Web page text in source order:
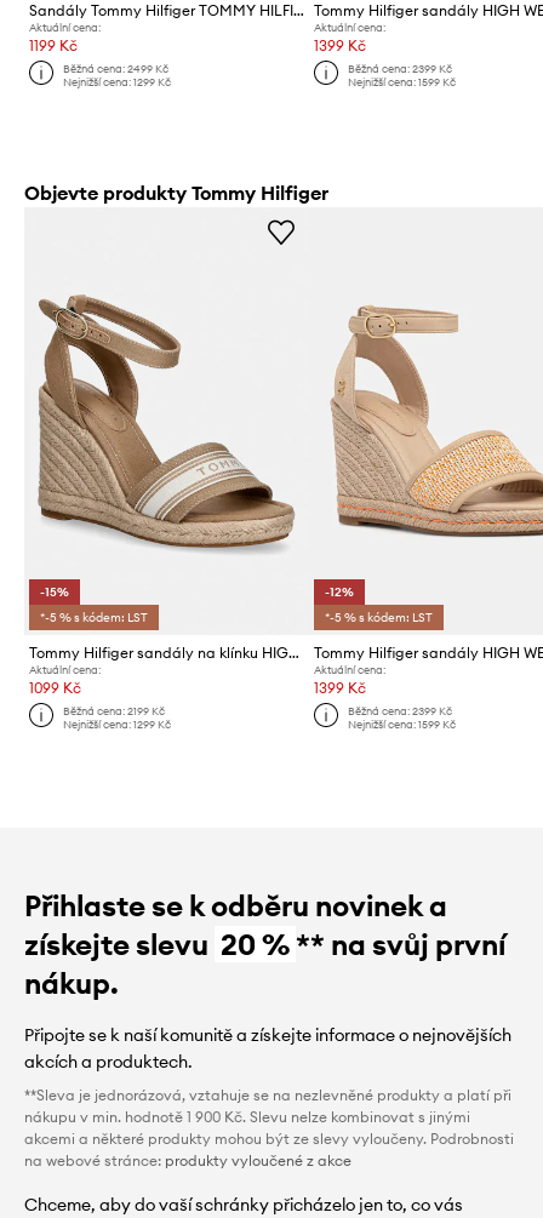
Sandály Tommy Hilfiger TOMMY HILFIGER ESPAD HIGH WEDGE
Aktuální cena:
1199 Kč
Běžná cena:2499 Kč
Nejnižší cena:1299 Kč
Aktuální cena:
1399 Kč
Běžná cena: 2399 Kč
Nejnižší cena: 1599 Kč
Objevte produkty Tommy Hilfiger
-15%
*-5 % s kódem: LST
Tommy Hilfiger sandály na klínku HIGH WEDGE ESPAD WEBBING
Aktuální cena:
1099 Kč
Běžná cena:2199 Kč
Nejnižší cena:1299 Kč
-12%
*-5 % s kódem: LST
Aktuální cena:
1399 Kč
Běžná cena: 2399 Kč
Nejnižší cena: 1599 Kč
Přihlaste se k odběru novinek a
získejte slevu 20 %** na svůj první
nákup.
Připojte se k naší komunitě a získejte informace o nejnovějších
akcích a produktech.
**Sleva je jednorázová, vztahuje se na nezlevněné produkty a platí při
nákupu v min. hodnotě 1 900 Kč. Slevu nelze kombinovat s jinými
akcemi a některé produkty mohou být ze slevy vyloučeny. Podrobnosti
na webové stránce: produkty vyloučené z akce
Chceme, aby do vaší schránky přicházelo jen to, co vás